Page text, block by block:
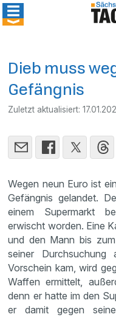
Dieb muss
Gefängnis
Zuletzt aktualisiert:
Wegen neun Euro ist
Gefängnis gelandet.
einem Supermarkt
erwischt worden. Eine
und den Mann bis
seiner Durchsuchung
Vorschein kam, wird
Waffen ermittelt,
denn er hatte im den
er damit gegen seine